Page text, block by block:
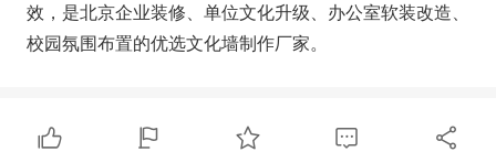
效，是北京企业装修、单位文化升级、办公室软装改造、
校园氛围布置的优选文化墙制作厂家。